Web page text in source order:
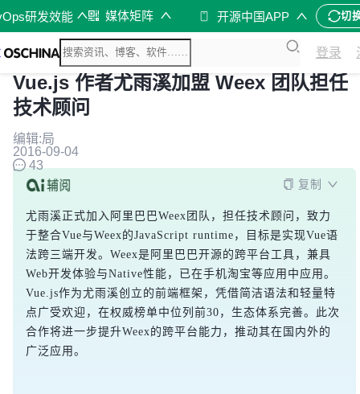
研发效能 媒体矩阵 开源中国APP 切
登录
Vue.js 作者尤雨溪加盟 Weex 团队担任
技术顾问
编辑:局
2016-09-04
43
复制
尤雨溪正式加入阿里巴巴Weex团队，担任技术顾问，致力
于整合Vue与Weex的JavaScript runtime，目标是实现Vue语
法跨三端开发。Weex是阿里巴巴开源的跨平台工具，兼具
Web开发体验与Native性能，已在手机淘宝等应用中应用。
Vue.js作为尤雨溪创立的前端框架，凭借简洁语法和轻量特
点广受欢迎，在权威榜单中位列前30，生态体系完善。此次
合作将进一步提升Weex的跨平台能力，推动其在国内外的
广泛应用。